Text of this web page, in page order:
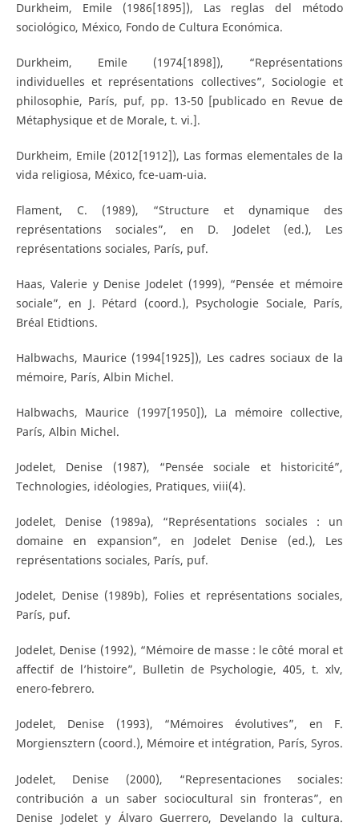
Durkheim, Emile (1986[1895]), Las reglas del método
sociológico, México, Fondo de Cultura Económica.
Durkheim, Emile (1974[1898]), “Représentations
individuelles et représentations collectives”, Sociologie et
philosophie, París, puf, pp. 13-50 [publicado en Revue de
Métaphysique et de Morale, t. vi.].
Durkheim, Emile (2012[1912]), Las formas elementales de la
vida religiosa, México, fce-uam-uia.
Flament, C. (1989), “Structure et dynamique des
représentations sociales”, en D. Jodelet (ed.), Les
représentations sociales, París, puf.
Haas, Valerie y Denise Jodelet (1999), “Pensée et mémoire
sociale”, en J. Pétard (coord.), Psychologie Sociale, París,
Bréal Etidtions.
Halbwachs, Maurice (1994[1925]), Les cadres sociaux de la
mémoire, París, Albin Michel.
Halbwachs, Maurice (1997[1950]), La mémoire collective,
París, Albin Michel.
Jodelet, Denise (1987), “Pensée sociale et historicité”,
Technologies, idéologies, Pratiques, viii(4).
Jodelet, Denise (1989a), “Représentations sociales : un
domaine en expansion”, en Jodelet Denise (ed.), Les
représentations sociales, París, puf.
Jodelet, Denise (1989b), Folies et représentations sociales,
París, puf.
Jodelet, Denise (1992), “Mémoire de masse : le côté moral et
affectif de l’histoire”, Bulletin de Psychologie, 405, t. xlv,
enero-febrero.
Jodelet, Denise (1993), “Mémoires évolutives”, en F.
Morgiensztern (coord.), Mémoire et intégration, París, Syros.
Jodelet, Denise (2000), “Representaciones sociales:
contribución a un saber sociocultural sin fronteras”, en
Denise Jodelet y Álvaro Guerrero, Develando la cultura.